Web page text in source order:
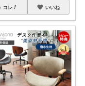
コレ いいね